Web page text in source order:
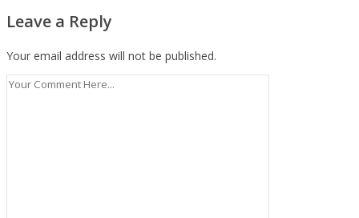
Leave a Reply
Your email address will not be published.